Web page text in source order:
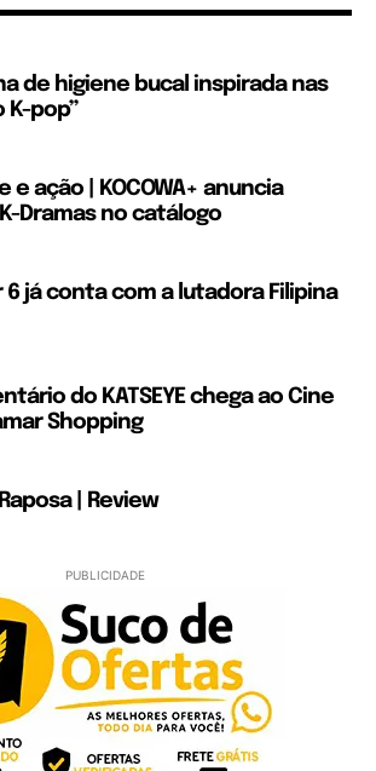
de higiene bucal inspirada nas
K-pop”
e ação | KOCOWA+ anuncia
Dramas no catálogo
já conta com a lutadora Filipina
do KATSEYE chega ao Cine
Shopping
| Review
PUBLICIDADE